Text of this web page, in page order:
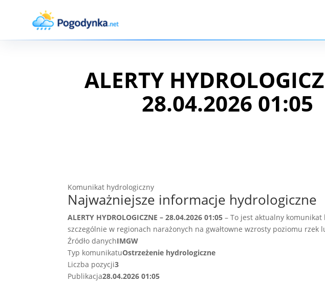
ALERTY
28.04.2026 01:05
Komunikat hydrologiczny
Najważniejsze informacje hydrologiczne
ALERTY HYDROLOGICZNE – 28.04.2026 01:05 – To jest aktualny
szczególnie w regionach narażonych na gwałtowne wzrosty poziomu rzek
Źródło danychIMGW
Typ komunikatuOstrzeżenie hydrologiczne
Liczba pozycji3
Publikacja28.04.2026 01:05